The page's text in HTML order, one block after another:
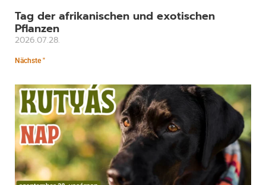
Tag der afrikanischen und exotischen
Pflanzen
2026.07.28.
Nächste "